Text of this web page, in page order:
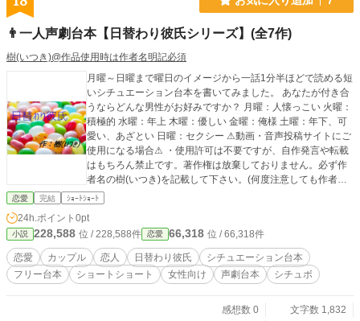
👨一人声劇台本【日替わり彼氏シリーズ】(全7作)
樹(いつき)@作品使用時は作者名明記必須
月曜～日曜まで曜日のイメージから一話1分半ほどで読める短
いシチュエーション台本を書いてみました。 あなたが付き合
うならどんな男性がお好みですか？ 月曜：人懐っこい 火曜：
積極的 水曜：年上 木曜：優しい 金曜：俺様 土曜：年下、可
愛い、あざとい 日曜：セクシー ⚠動画・音声投稿サイトにご
使用になる場合⚠ ・使用許可は不要ですが、自作発言や転載
はもちろん禁止です。著作権は放棄しておりません。必ず作
者名の樹(いつき)を記載して下さい。(何度注意しても作者名
の記載が無い場合には台本使用を禁止します) ・語尾変更や方
の世界観をぶち壊すようなアレンジやエフェクトなどはご遠
慮願います。 その他の詳細は【作品を使用する際の注意点】
をご覧下さい。
恋愛 完結 ｼｮｰﾄｼｮｰﾄ
24h.ポイント 0pt
小説 228,588 位 / 228,588件 恋愛 66,318 位 / 66,318件
恋愛 カップル 恋人 日替わり彼氏
シチュエーション台本
フリー台本
ショートショート 女性向け 声劇台本 シチュボ
感想数 0
文字数 1,832